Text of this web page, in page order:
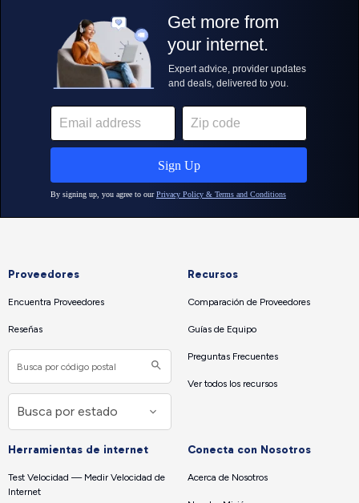
Proveedores
Encuentra Proveedores
Reseñas
Recursos
Comparación de Proveedores
Guías de Equipo
Preguntas Frecuentes
Ver todos los recursos
Herramientas de internet
Test Velocidad — Medir Velocidad de
Internet
Conecta con Nosotros
Acerca de Nosotros